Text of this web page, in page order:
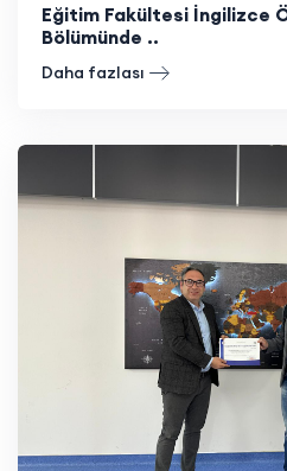
Eğitim Fakültesi İngilizce
Bölümünde ..
Daha fazlası